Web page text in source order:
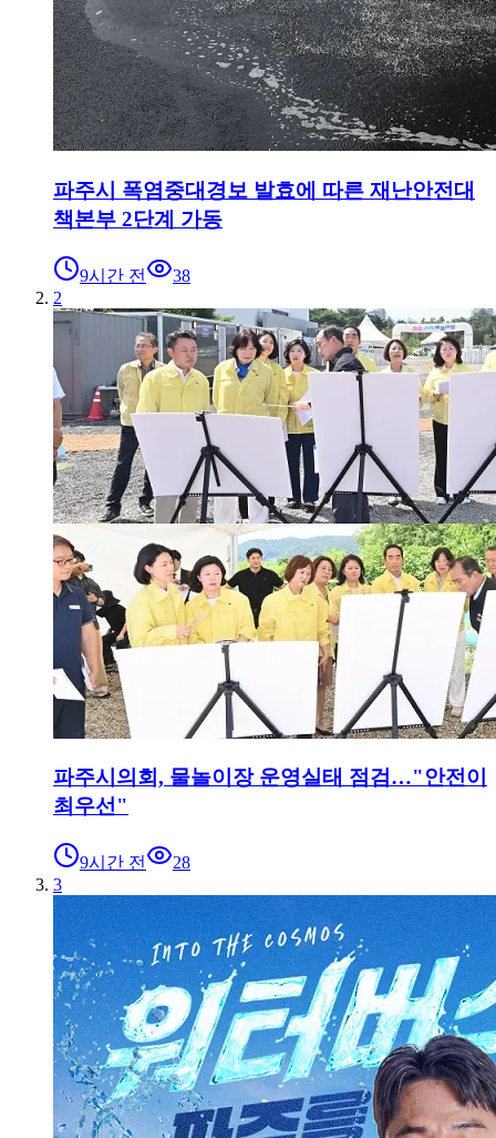
파주시 폭염중대경보 발효에 따른 재난안전대
책본부 2단계 가동
9시간 전
38
2
파주시의회, 물놀이장 운영실태 점검…"안전이
최우선"
9시간 전
28
3